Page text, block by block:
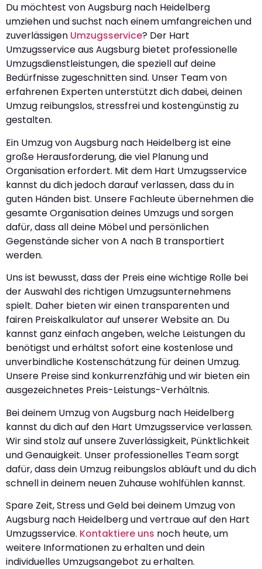
Du möchtest von Augsburg nach Heidelberg
umziehen und suchst nach einem umfangreichen und
zuverlässigen Umzugsservice? Der Hart
Umzugsservice aus Augsburg bietet professionelle
Umzugsdienstleistungen, die speziell auf deine
Bedürfnisse zugeschnitten sind. Unser Team von
erfahrenen Experten unterstützt dich dabei, deinen
Umzug reibungslos, stressfrei und kostengünstig zu
gestalten.
Ein Umzug von Augsburg nach Heidelberg ist eine
große Herausforderung, die viel Planung und
Organisation erfordert. Mit dem Hart Umzugsservice
kannst du dich jedoch darauf verlassen, dass du in
guten Händen bist. Unsere Fachleute übernehmen die
gesamte Organisation deines Umzugs und sorgen
dafür, dass all deine Möbel und persönlichen
Gegenstände sicher von A nach B transportiert
werden.
Uns ist bewusst, dass der Preis eine wichtige Rolle bei
der Auswahl des richtigen Umzugsunternehmens
spielt. Daher bieten wir einen transparenten und
fairen Preiskalkulator auf unserer Website an. Du
kannst ganz einfach angeben, welche Leistungen du
benötigst und erhältst sofort eine kostenlose und
unverbindliche Kostenschätzung für deinen Umzug.
Unsere Preise sind konkurrenzfähig und wir bieten ein
ausgezeichnetes Preis-Leistungs-Verhältnis.
Bei deinem Umzug von Augsburg nach Heidelberg
kannst du dich auf den Hart Umzugsservice verlassen.
Wir sind stolz auf unsere Zuverlässigkeit, Pünktlichkeit
und Genauigkeit. Unser professionelles Team sorgt
dafür, dass dein Umzug reibungslos abläuft und du dich
schnell in deinem neuen Zuhause wohlfühlen kannst.
Spare Zeit, Stress und Geld bei deinem Umzug von
Augsburg nach Heidelberg und vertraue auf den Hart
Umzugsservice. Kontaktiere uns noch heute, um
weitere Informationen zu erhalten und dein
individuelles Umzugsangebot zu erhalten.